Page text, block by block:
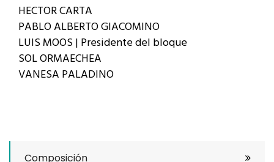
HECTOR CARTA
PABLO ALBERTO GIACOMINO
LUIS MOOS | Presidente del bloque
SOL ORMAECHEA
VANESA PALADINO
Composición